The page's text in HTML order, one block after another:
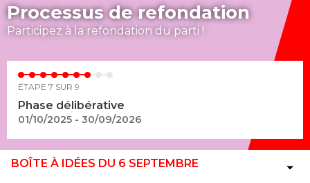
Processus de refondation
Participez à la refondation du parti !
ÉTAPE 7 SUR 9
Phase délibérative
01/10/2025 - 30/09/2026
BOÎTE À IDÉES DU 6 SEPTEMBRE